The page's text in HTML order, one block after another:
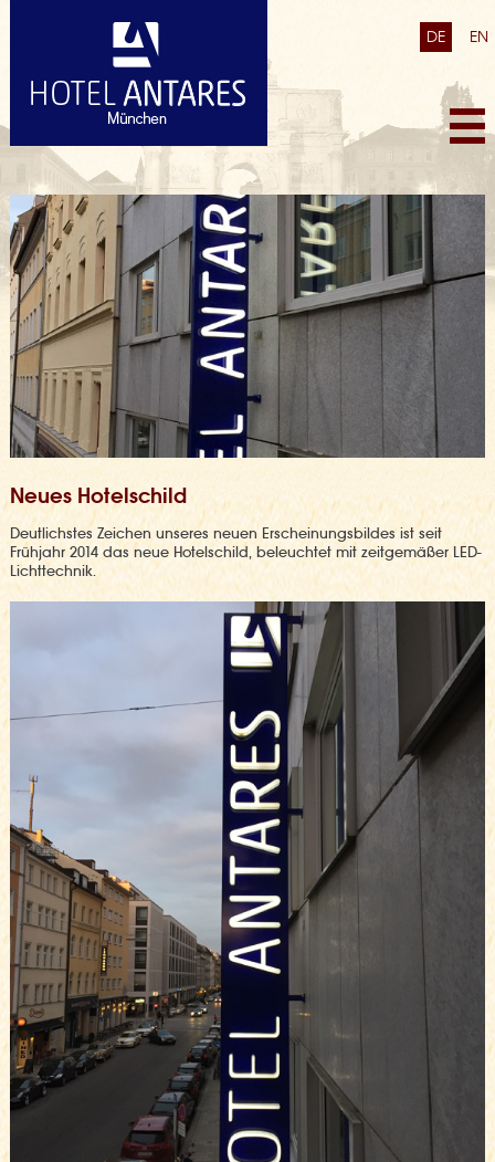
DE EN
Neues Hotelschild
Deutlichstes Zeichen unseres neuen Erscheinungsbildes ist seit
Frühjahr 2014 das neue Hotelschild, beleuchtet mit zeitgemäßer LED-
Lichttechnik.